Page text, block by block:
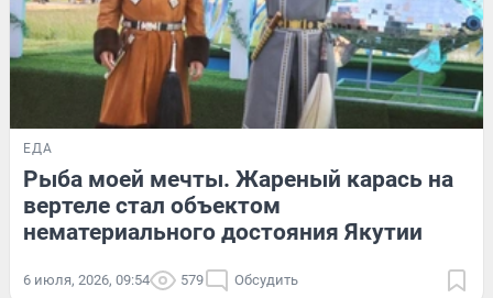
ЕДА
Рыба моей мечты. Жареный карась на
вертеле стал объектом
нематериального достояния Якутии
6 июля, 2026, 09:54 579 Обсудить